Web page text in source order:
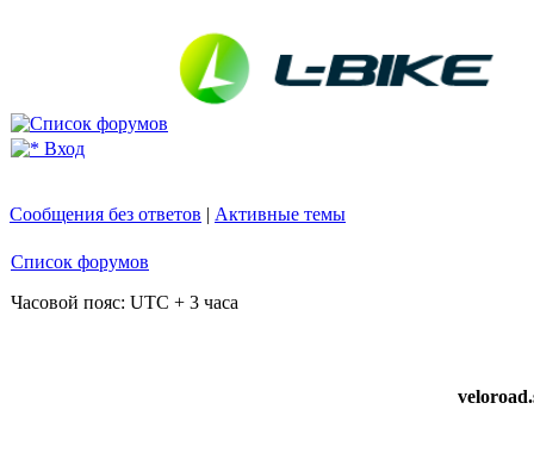
Вход
Сообщения без ответов | Активные темы
Список форумов
Часовой пояс: UTC + 3 часа